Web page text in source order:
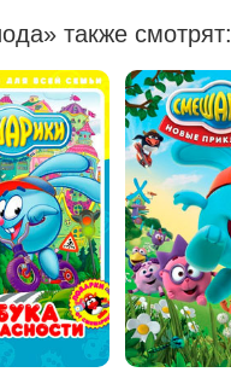
также смотрят: